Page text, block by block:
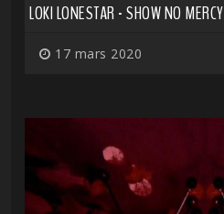
LOKI LONESTAR - SHOW NO MERCY
17 mars 2020